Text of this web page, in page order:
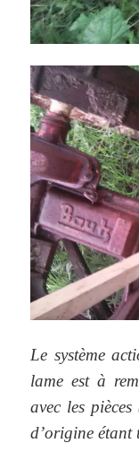
Le système
lame est à
avec les
d’origine étant